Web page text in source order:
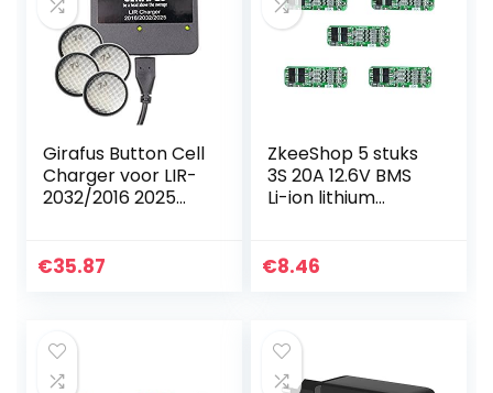
Girafus Button Cell
Charger voor LIR-
2032/2016 2025
Inclusief 4X LiR2032
€35.87
ZkeeShop 5 stuks
3S 20A 12.6V BMS
Li-ion lithium
Charger
€8.46